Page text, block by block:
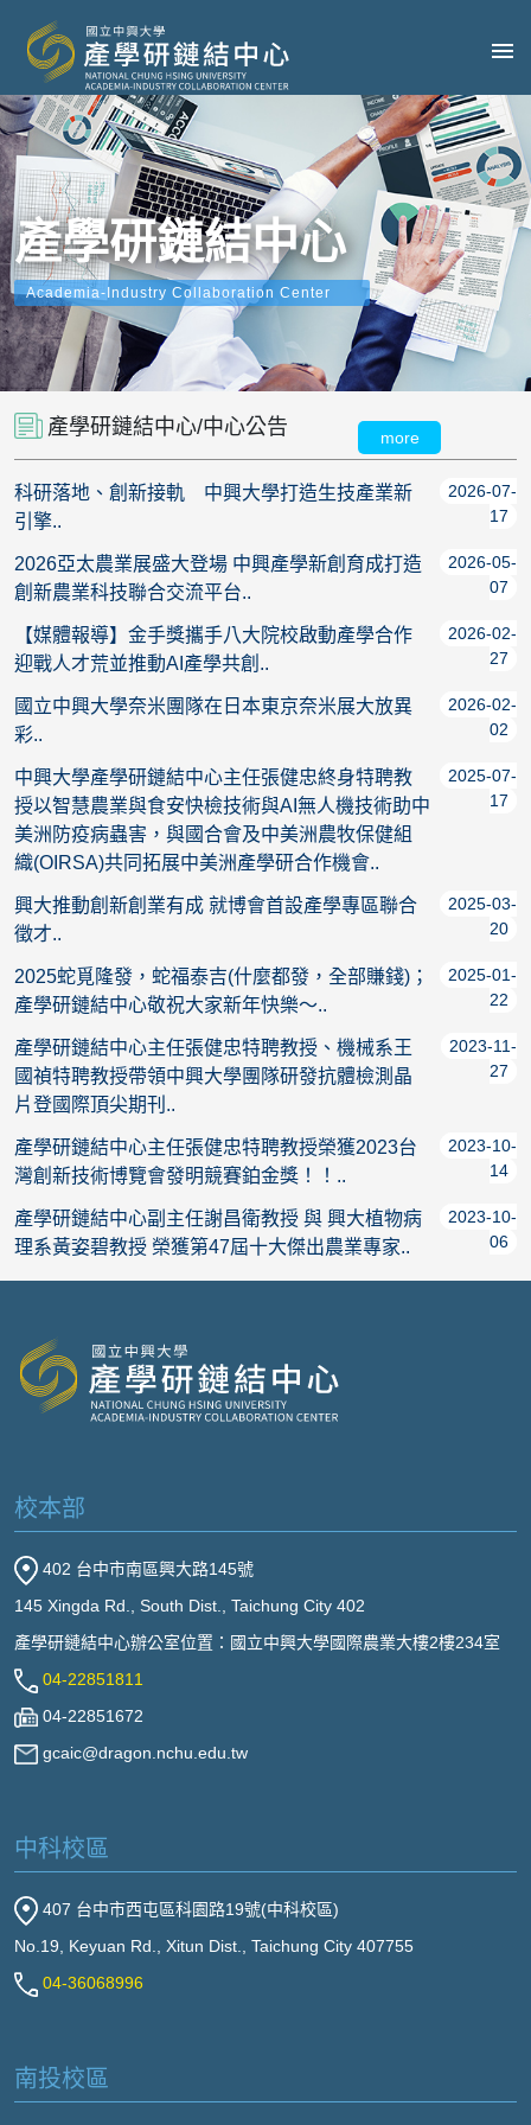
產學研鏈結中心
Academia-Industry Collaboration Center
產學研鏈結中心/中心公告 more
科研落地、創新接軌 中興大學打造生技產業新
引擎..
2026-07-
17
2026亞太農業展盛大登場 中興產學新創育成打造
創新農業科技聯合交流平台..
2026-05-
07
【媒體報導】金手獎攜手八大院校啟動產學合作
迎戰人才荒並推動AI產學共創..
2026-02-
27
國立中興大學奈米團隊在日本東京奈米展大放異
彩..
2026-02-
02
中興大學產學研鏈結中心主任張健忠終身特聘教
授以智慧農業與食安快檢技術與AI無人機技術助中
美洲防疫病蟲害，與國合會及中美洲農牧保健組
織(OIRSA)共同拓展中美洲產學研合作機會..
2025-07-
17
興大推動創新創業有成 就博會首設產學專區聯合
徵才..
2025-03-
20
2025蛇覓隆發，蛇福泰吉(什麼都發，全部賺錢)；
產學研鏈結中心敬祝大家新年快樂～..
2025-01-
22
產學研鏈結中心主任張健忠特聘教授、機械系王
國禎特聘教授帶領中興大學團隊研發抗體檢測晶
片登國際頂尖期刊..
2023-11-
27
產學研鏈結中心主任張健忠特聘教授榮獲2023台
灣創新技術博覽會發明競賽鉑金獎！！..
2023-10-
14
產學研鏈結中心副主任謝昌衛教授 與 興大植物病
理系黃姿碧教授 榮獲第47屆十大傑出農業專家..
2023-10-
06
校本部
402 台中市南區興大路145號
145 Xingda Rd., South Dist., Taichung City 402
產學研鏈結中心辦公室位置：國立中興大學國際農業大樓2樓234室
04-22851811
04-22851672
gcaic@dragon.nchu.edu.tw
中科校區
407 台中市西屯區科園路19號(中科校區)
No.19, Keyuan Rd., Xitun Dist., Taichung City 407755
04-36068996
南投校區